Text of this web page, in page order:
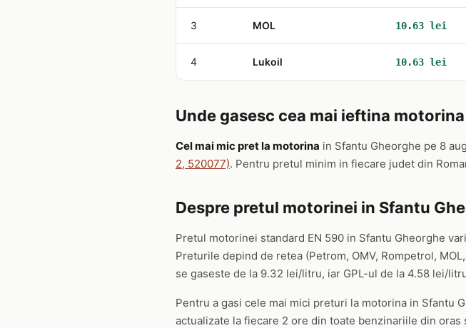
3 MOL 10.63 lei
4 Lukoil 10.63 lei
Unde gasesc cea mai ieftina
Cel mai mic pret la motorina in Sfantu Gheorghe pe 8
2, 520077). Pentru pretul minim in fiecare judet din
Despre pretul motorinei in Sfantu
Pretul motorinei standard EN 590 in Sfantu Gheorghe
Preturile depind de retea (Petrom, OMV, Rompetrol,
se gaseste de la 9.32 lei/litru, iar GPL-ul de la 4.58 lei/
Pentru a gasi cele mai mici preturi la motorina in Sfantu
actualizate la fiecare 2 ore din toate benzinariile din oras